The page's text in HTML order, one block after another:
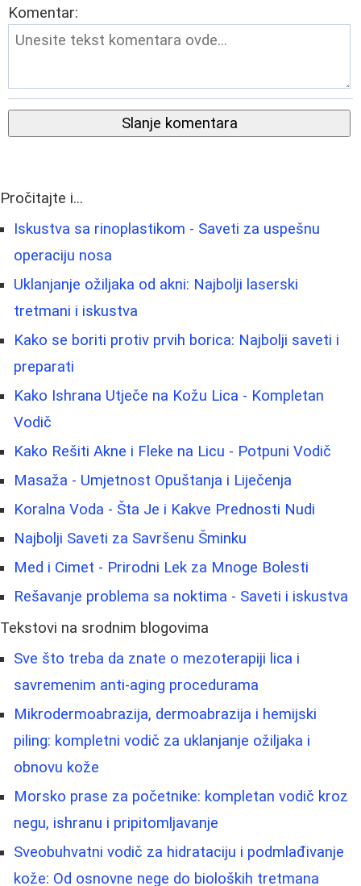
Komentar:
Slanje komentara
Pročitajte i...
Iskustva sa rinoplastikom - Saveti za uspešnu
operaciju nosa
Uklanjanje ožiljaka od akni: Najbolji laserski
tretmani i iskustva
Kako se boriti protiv prvih borica: Najbolji saveti i
preparati
Kako Ishrana Utječe na Kožu Lica - Kompletan
Vodič
Kako Rešiti Akne i Fleke na Licu - Potpuni Vodič
Masaža - Umjetnost Opuštanja i Liječenja
Koralna Voda - Šta Je i Kakve Prednosti Nudi
Najbolji Saveti za Savršenu Šminku
Med i Cimet - Prirodni Lek za Mnoge Bolesti
Rešavanje problema sa noktima - Saveti i iskustva
Tekstovi na srodnim blogovima
Sve što treba da znate o mezoterapiji lica i
savremenim anti-aging procedurama
Mikrodermoabrazija, dermoabrazija i hemijski
piling: kompletni vodič za uklanjanje ožiljaka i
obnovu kože
Morsko prase za početnike: kompletan vodič kroz
negu, ishranu i pripitomljavanje
Sveobuhvatni vodič za hidrataciju i podmlađivanje
kože: Od osnovne nege do bioloških tretmana